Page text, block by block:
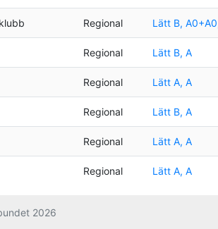
Regional Lätt B,
Regional Lätt B, A
Regional Lätt A, A
Regional Lätt B, A
Regional Lätt A, A
Regional Lätt A, A
2026